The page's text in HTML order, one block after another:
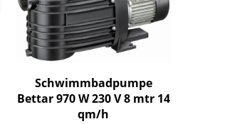
Schwimmbadpumpe
Bettar 970 W 230 V 8 mtr 14
qm/h